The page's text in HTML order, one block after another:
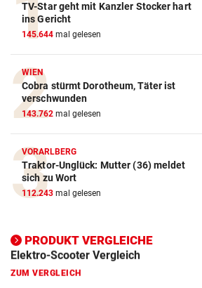
TV-Star geht mit Kanzler Stocker hart
ins Gericht
145.644 mal gelesen
WIEN
Cobra stürmt Dorotheum, Täter ist
verschwunden
143.762 mal gelesen
VORARLBERG
Traktor-Unglück: Mutter (36) meldet
sich zu Wort
112.243 mal gelesen
PRODUKT VERGLEICHE
Action-Cam Vergleich
ZUM VERGLEICH
Crosstrainer Vergleich
ZUM VERGLEICH
E-Bike Vergleich
ZUM VERGLEICH
Elektro-Scooter Vergleich
ZUM VERGLEICH
ZUM VERGLEICH